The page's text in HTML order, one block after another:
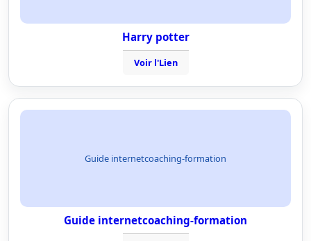
Harry potter
Voir l'Lien
Guide internetcoaching-formation
Guide internetcoaching-formation